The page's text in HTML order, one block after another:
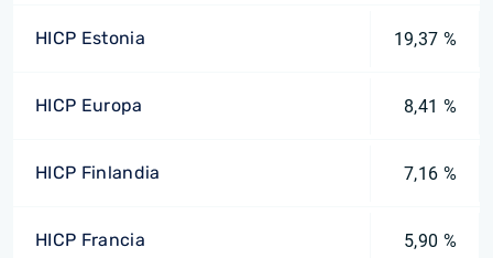
HICP Estonia 19,37 %
HICP Europa 8,41 %
HICP Finlandia 7,16 %
HICP Francia 5,90 %